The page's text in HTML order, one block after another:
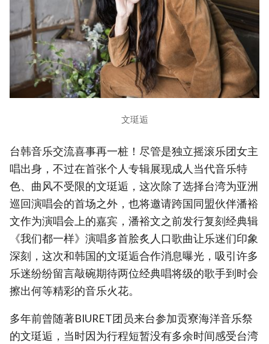
文珽逅
台韩音乐交流喜事再一桩！尽管是独立摇滚乐团女主
唱出身，不过在首张个人专辑展现成人当代音乐特
色、曲风不受限的文珽逅，这次除了选择台湾为亚洲
巡回演唱会的首场之外，也将邀请跨国同盟伙伴潘裕
文作为演唱会上的嘉宾，潘裕文之前发行复刻经典辑
《我们都一样》演唱多首脍炙人口歌曲让乐迷们印象
深刻，这次和韩国的文珽逅合作消息曝光，吸引许多
乐迷纷纷留言敲碗期待两位经典唱将级的歌手到时会
擦出何等精彩的音乐火花。
多年前曾随著BIURET团员来台参加贡寮海洋音乐祭
的文珽逅，当时因为行程短暂没有多余时间感受台湾